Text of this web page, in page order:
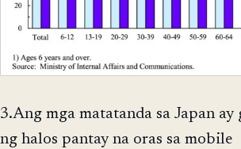
3.Ang mga matatanda sa Japan ay
ng halos pantay na oras sa mobile